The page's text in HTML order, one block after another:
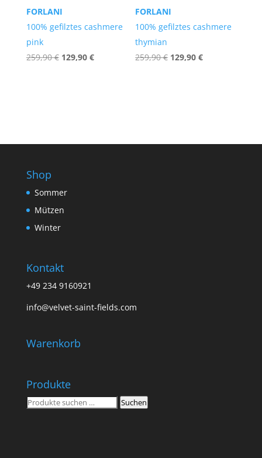
FORLANI
100% gefilztes cashmere
pink
259,90€ Ursprünglicher
129,90 €Aktueller
FORLANI
100% gefilztes cashmere
thymian
259,90€ Ursprünglicher
129,90€Aktueller
Shop
Sommer
Mützen
Winter
Kontakt
+49 234 9160921
info@velvet-saint-fields.com
Warenkorb
Produkte
Suchen
Suchen